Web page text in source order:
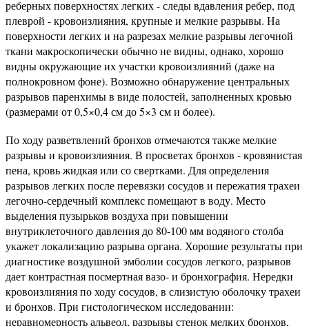
реберных поверхностях легких - следы вдавления ребер, под
плеврой - кровоизлияния, крупные и мелкие разрывы. На
поверхности легких и на разрезах мелкие разрывы легочной
ткани макроскопически обычно не видны, однако, хорошо
видны окружающие их участки кровоизлияний (даже на
полнокровном фоне). Возможно обнаружение центральных
разрывов паренхимы в виде полостей, заполненных кровью
(размерами от 0,5×0,4 см до 5×3 см и более).
По ходу разветвлений бронхов отмечаются также мелкие
разрывы и кровоизлияния. В просветах бронхов - кровянистая
пена, кровь жидкая или со свертками. Для определения
разрывов легких после перевязки сосудов и пережатия трахеи
легочно-сердечный комплекс помещают в воду. Место
выделения пузырьков воздуха при повышении
внутриклеточного давления до 80-100 мм водяного столба
укажет локализацию разрыва органа. Хорошие результаты при
диагностике воздушной эмболии сосудов легкого, разрывов
дает контрастная посмертная вазо- и бронхография. Нередки
кровоизлияния по ходу сосудов, в слизистую оболочку трахеи
и бронхов. При гистологическом исследовании:
неравномерность альвеол, разрывы стенок мелких бронхов,